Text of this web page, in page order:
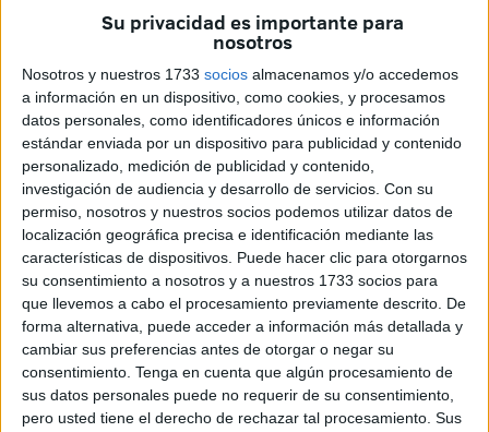
Su privacidad es importante para
nosotros
Nosotros y nuestros 1733 socios almacenamos y/o accedemos
a información en un dispositivo, como cookies, y procesamos
datos personales, como identificadores únicos e información
estándar enviada por un dispositivo para publicidad y contenido
personalizado, medición de publicidad y contenido,
investigación de audiencia y desarrollo de servicios. Con su
permiso, nosotros y nuestros socios podemos utilizar datos de
localización geográfica precisa e identificación mediante las
características de dispositivos. Puede hacer clic para otorgarnos
su consentimiento a nosotros y a nuestros 1733 socios para
que llevemos a cabo el procesamiento previamente descrito. De
forma alternativa, puede acceder a información más detallada y
cambiar sus preferencias antes de otorgar o negar su
consentimiento. Tenga en cuenta que algún procesamiento de
sus datos personales puede no requerir de su consentimiento,
pero usted tiene el derecho de rechazar tal procesamiento. Sus
necesarios acuerdos de elevación de techo de
, para hacer frente a las obligaciones
presupuestarias que se deriven del contrato”.
Precios más reducidos que no
llegan
Es esa inestabilidad la que precisamente rechazan los
populares, que exigen garantías frente a ladiscriminación
que puedan sufrir tanto ceutíes como melillenses.